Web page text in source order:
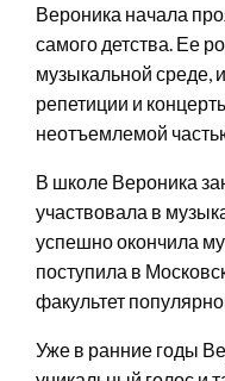
Вероника начала
самого детства. Ее
музыкальной среде,
репетиции и
неотъемлемой
В школе Вероника
участвовала в
успешно окончила
поступила в
факультет
Уже в ранние годы